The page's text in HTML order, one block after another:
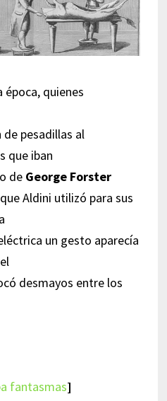
época, quienes
pesadillas al
que iban
de George Forster
Aldini utilizó para sus
un gesto aparecía
desmayos entre los
fantasmas]